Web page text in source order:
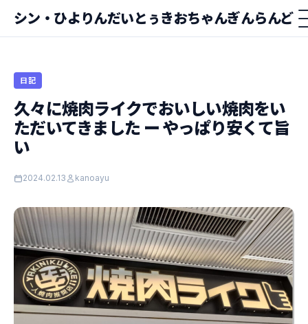
シン・ひよりんだいとぅきおちゃんぎんらんど
日記
久々に焼肉ライクでおいしい焼肉をい
ただいてきました ー やっぱり安くて旨
い
2024.02.13 kanoayu